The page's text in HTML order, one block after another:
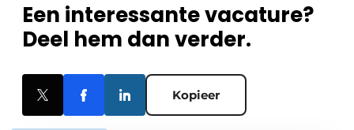
Een interessante vacature?
Deel hem dan verder.
Kopieer